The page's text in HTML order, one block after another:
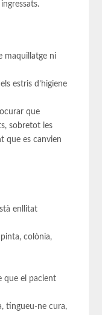
maquillatge ni
estris d’higiene
que
sobretot les
que es canvien
enllitat
colònia,
que el pacient
tingueu-ne cura,